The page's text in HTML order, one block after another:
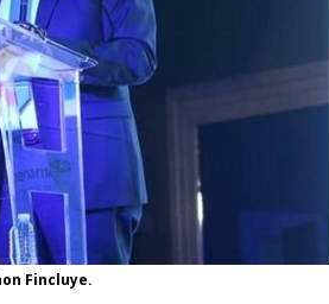
Fincluye.